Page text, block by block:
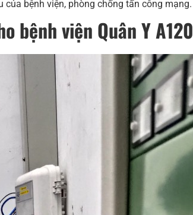
bệnh viện, phòng chống tấn công mạng.
bệnh viện Quân Y A120